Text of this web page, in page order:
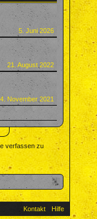
5. Juni 2026
21. August 2022
4. November 2021
verfassen zu
Kontakt
Hilfe